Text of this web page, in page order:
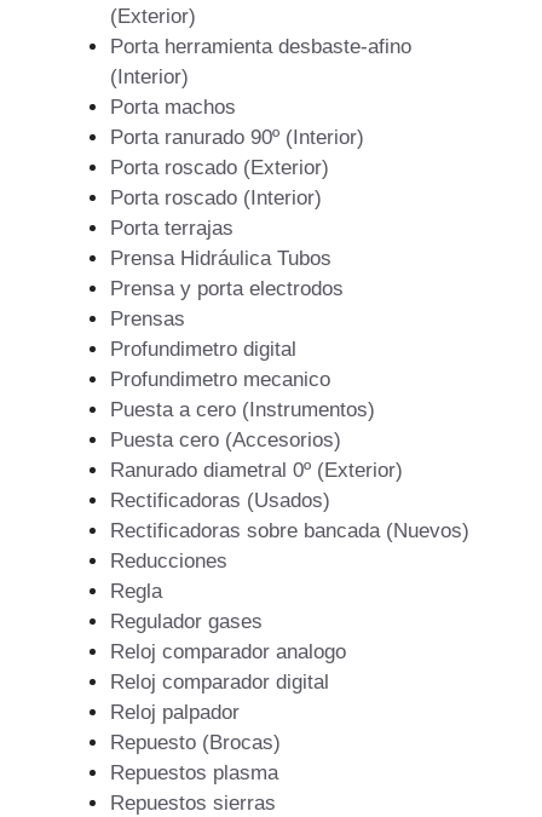
(Exterior)
Porta herramienta desbaste-afino
(Interior)
Porta machos
Porta ranurado 90º (Interior)
Porta roscado (Exterior)
Porta roscado (Interior)
Porta terrajas
Prensa Hidráulica Tubos
Prensa y porta electrodos
Prensas
Profundimetro digital
Profundimetro mecanico
Puesta a cero (Instrumentos)
Puesta cero (Accesorios)
Ranurado diametral 0º (Exterior)
Rectificadoras (Usados)
Rectificadoras sobre bancada (Nuevos)
Reducciones
Regla
Regulador gases
Reloj comparador analogo
Reloj comparador digital
Reloj palpador
Repuesto (Brocas)
Repuestos plasma
Repuestos sierras